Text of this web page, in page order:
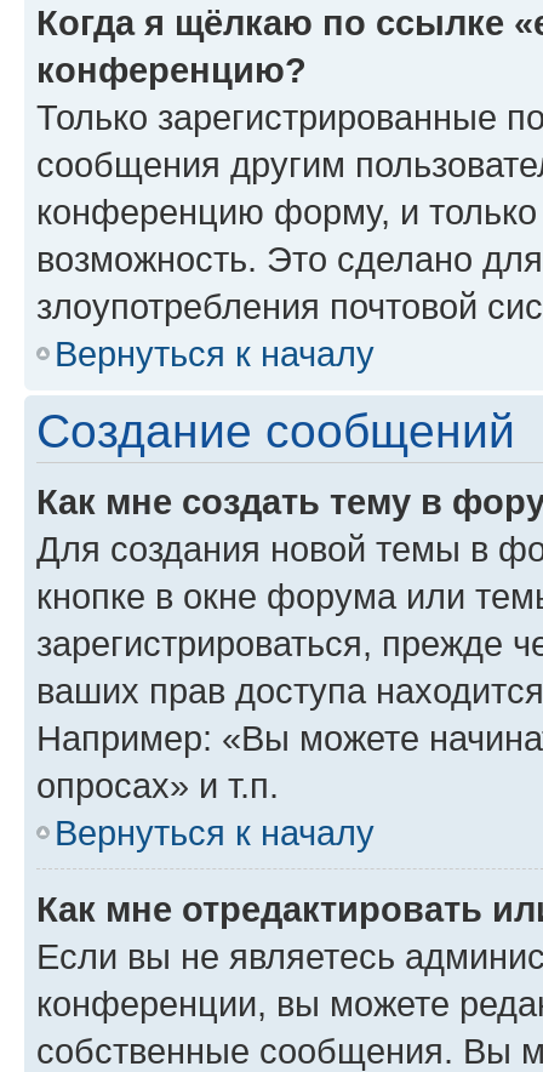
Когда я щёлкаю по ссылке
конференцию?
Только зарегистрированные
сообщения другим
конференцию форму, и
возможность. Это сделано
злоупотребления почтовой
Вернуться к началу
Создание сообщений
Как мне создать тему в
Для создания новой темы в
кнопке в окне форума или
зарегистрироваться, прежде
ваших прав доступа
Например: «Вы можете
опросах» и т.п.
Вернуться к началу
Как мне отредактировать
Если вы не являетесь
конференции, вы можете
собственные сообщения. Вы